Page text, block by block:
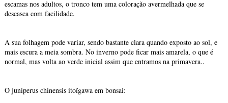
escamas nos adultos, o tronco tem uma coloração avermelhada que se
descasca com facilidade.
A sua folhagem pode variar, sendo bastante clara quando exposto ao sol, e
mais escura a meia sombra. No inverno pode ficar mais amarela, o que é
normal, mas volta ao verde inicial assim que entramos na primavera..
O juniperus chinensis itoïgawa em bonsai: